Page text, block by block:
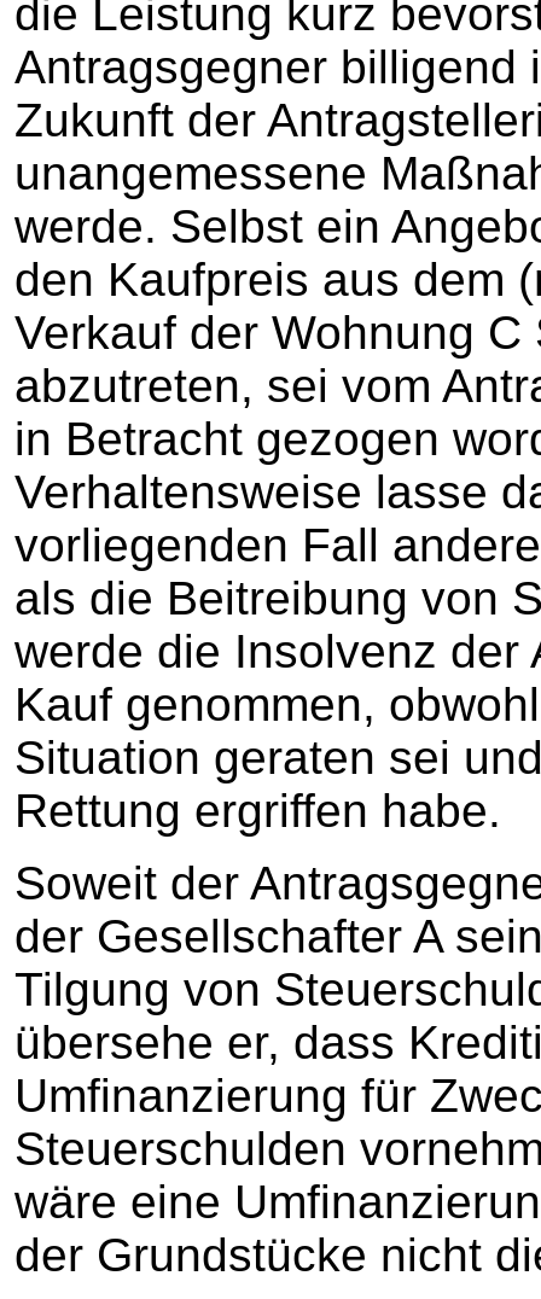
die Leistung kurz
Antragsgegner billigend
Zukunft der
unangemessene
werde. Selbst ein
den Kaufpreis aus dem
Verkauf der Wohnung
abzutreten, sei vom
in Betracht gezogen
Verhaltensweise lasse
vorliegenden Fall
als die Beitreibung von
werde die Insolvenz der
Kauf genommen,
Situation geraten sei
Rettung ergriffen habe.
Soweit der
der Gesellschafter A
Tilgung von
übersehe er, dass
Umfinanzierung für
Steuerschulden
wäre eine
der Grundstücke nicht